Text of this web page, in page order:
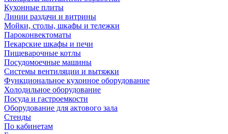
Кухонные плиты
Линии раздачи и витрины
Мойки, столы, шкафы и тележки
Пароконвектоматы
Пекарские шкафы и печи
Пищеварочные котлы
Посудомоечные машины
Системы вентиляции и вытяжки
Функциональное кухонное оборудование
Холодильное оборудование
Посуда и гастроемкости
Оборудование для актового зала
Стенды
По кабинетам